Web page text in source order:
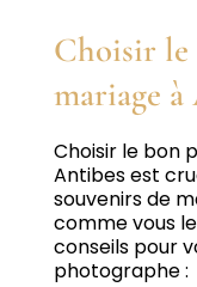
Choisir le
mariage
Choisir le bon
Antibes est
souvenirs de
comme vous
conseils pour
photographe :